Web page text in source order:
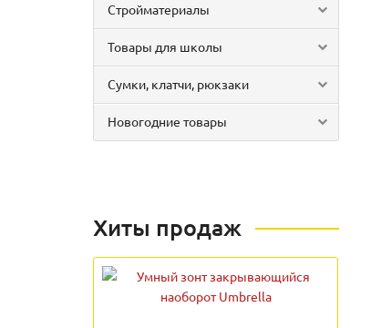
Стройматериалы
Товары для школы
Сумки, клатчи, рюкзаки
Новогодние товары
Хиты продаж